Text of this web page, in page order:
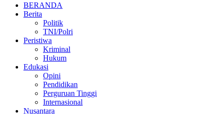
BERANDA
Berita
Politik
TNI/Polri
Peristiwa
Kriminal
Hukum
Edukasi
Opini
Pendidikan
Perguruan Tinggi
Internasional
Nusantara